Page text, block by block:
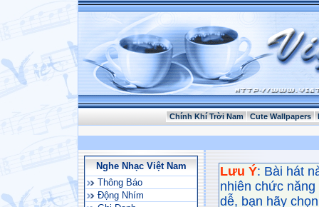
Chính Khí Trời Nam Cute Wallpapers
Nghe Nhạc Việt Nam
Thông Báo
Động Nhím
Lưu Ý: Bài hát
nhiên chức
dễ, bạn hãy